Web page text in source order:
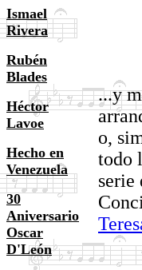
Ismael
Rivera
Rubén
Blades
Héctor
Lavoe
Hecho en
Venezuela
30
Aniversario
Oscar
D'León
...y
o,
todo
serie